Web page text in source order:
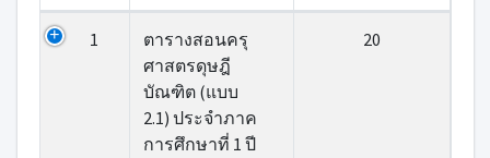
1
ตารางสอนครุ
ศาสตรดุษฎี
บัณฑิต (แบบ
2.1) ประจำภาค
การศึกษาที่ 1 ปี
20